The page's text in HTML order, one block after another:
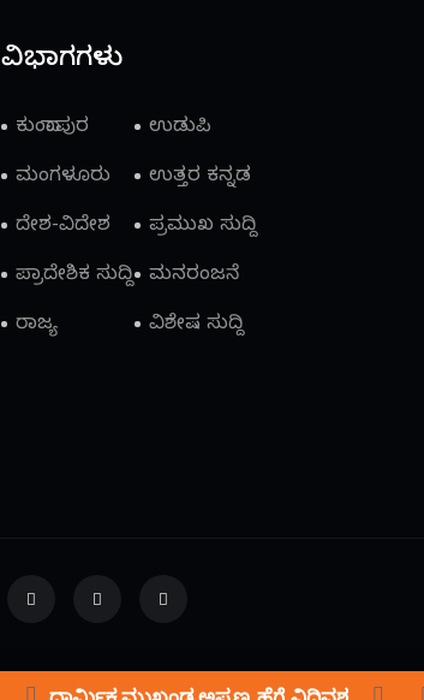
ವಿಭಾಗಗಳು
ಕುಂದಾಪುರ
ಉಡುಪಿ
ಮಂಗಳೂರು
ಉತ್ತರ ಕನ್ನಡ
ದೇಶ-ವಿದೇಶ
ಪ್ರಮುಖ ಸುದ್ದಿ
ಪ್ರಾದೇಶಿಕ ಸುದ್ದಿ
ಮನರಂಜನೆ
ರಾಜ್ಯ
ವಿಶೇಷ ಸುದ್ದಿ